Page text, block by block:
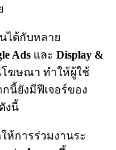
ได้กับหลาย
Ads และ Display &
ฆษณา ทำให้ผู้ใช้
นี้ยังมีฟีเจอร์ของ
งนี้
ห้การร่วมงานระ